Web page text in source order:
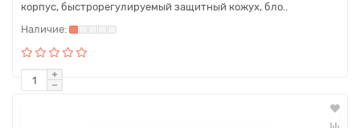
корпус, быстрорегулируемый защитный кожух, бло..